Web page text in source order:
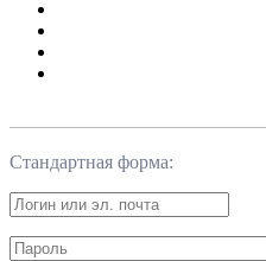
Стандартная форма: